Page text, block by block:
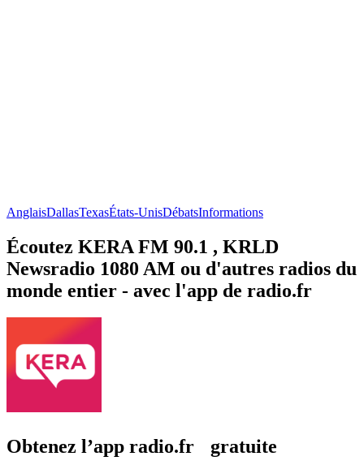
AnglaisDallasTexasÉtats-UnisDébatsInformations
Écoutez KERA FM 90.1 , KRLD
Newsradio 1080 AM ou d'autres radios du
monde entier - avec l'app de radio.fr
Obtenez l’app radio.fr gratuite